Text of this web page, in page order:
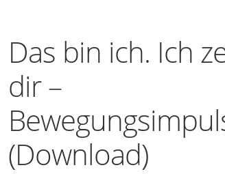
Das bin ich. Ich
dir –
(Download)